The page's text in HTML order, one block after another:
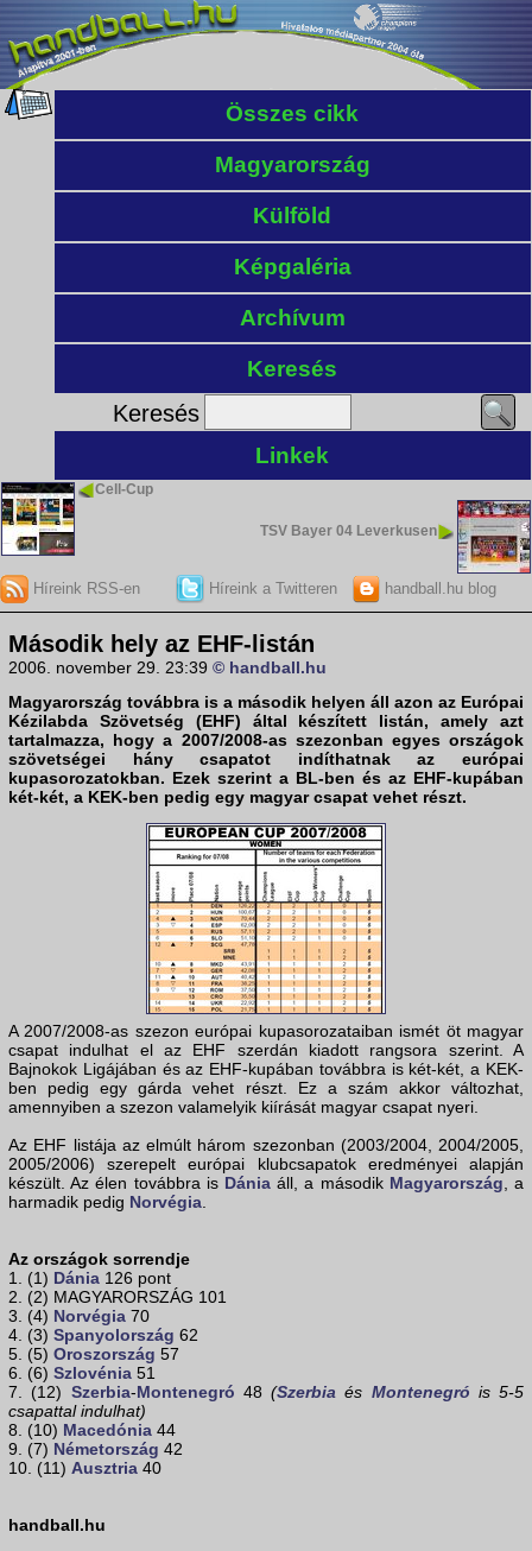
Összes cikk
Magyarország
Külföld
Képgaléria
Archívum
Keresés
Keresés
Linkek
Cell-Cup
TSV Bayer 04 Leverkusen
Híreink RSS-en Híreink a Twitteren handball.hu blog
Második hely az EHF-listán
2006. november 29. 23:39 © handball.hu
Magyarország továbbra is a második helyen áll azon az Európai
Kézilabda Szövetség (EHF) által készített listán, amely azt
tartalmazza, hogy a 2007/2008-as szezonban egyes országok
szövetségei hány csapatot indíthatnak az európai
kupasorozatokban. Ezek szerint a BL-ben és az EHF-kupában
két-két, a KEK-ben pedig egy magyar csapat vehet részt.
A 2007/2008-as szezon európai kupasorozataiban ismét öt magyar
csapat indulhat el az EHF szerdán kiadott rangsora szerint. A
Bajnokok Ligájában és az EHF-kupában továbbra is két-két, a KEK-
ben pedig egy gárda vehet részt. Ez a szám akkor változhat,
amennyiben a szezon valamelyik kiírását magyar csapat nyeri.
Az EHF listája az elmúlt három szezonban (2003/2004, 2004/2005,
2005/2006) szerepelt európai klubcsapatok eredményei alapján
készült. Az élen továbbra is Dánia áll, a második Magyarország, a
harmadik pedig Norvégia.
Az országok sorrendje
1. (1) Dánia 126 pont
2. (2) MAGYARORSZÁG 101
3. (4) Norvégia 70
4. (3) Spanyolország 62
5. (5) Oroszország 57
6. (6) Szlovénia 51
7. (12) Szerbia-Montenegró 48 (Szerbia és Montenegró is 5-5
csapattal indulhat)
8. (10) Macedónia 44
9. (7) Németország 42
10. (11) Ausztria 40
handball.hu